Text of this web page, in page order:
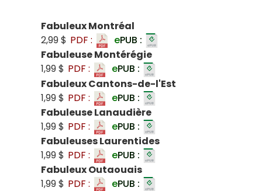
Fabuleux Montréal
2,99 $ PDF : ePUB :
Fabuleuse Montérégie
1,99 $ PDF : ePUB :
Fabuleux Cantons-de-l'Est
1,99 $ PDF : ePUB :
Fabuleuse Lanaudière
1,99 $ PDF : ePUB :
Fabuleuses Laurentides
1,99 $ PDF : ePUB :
Fabuleux Outaouais
1,99 $ PDF : ePUB :